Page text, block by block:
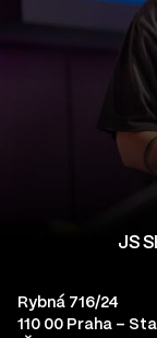
JS
Rybná 716/24
110 00 Praha –